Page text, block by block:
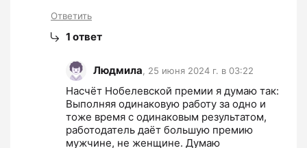
Ответить
1 ответ
Людмила 25 июня 2024 г. в 03:22
Насчёт Нобелевской премии я думаю так:
Выполняя одинаковую работу за одно и
тоже время с одинаковым результатом,
работодатель даёт большую премию
мужчине, не женщине. Думаю